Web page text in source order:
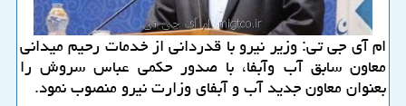
ام آی جی تی: وزیر نیرو با قدردانی­­­­ از خدمات رحیم میدانی
معاون سابق آب وآبفا، با صدور حكمی عباس سروش را
بعنوان معاون جدید آب و آبفای وزارت نیرو منصوب نمود.